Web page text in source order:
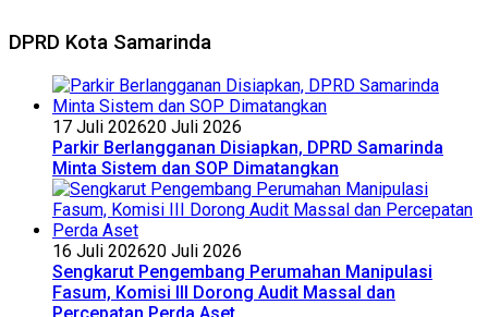
DPRD Kota Samarinda
17 Juli 202620 Juli 2026
Parkir Berlangganan Disiapkan, DPRD Samarinda
Minta Sistem dan SOP Dimatangkan
16 Juli 202620 Juli 2026
Sengkarut Pengembang Perumahan Manipulasi
Fasum, Komisi III Dorong Audit Massal dan